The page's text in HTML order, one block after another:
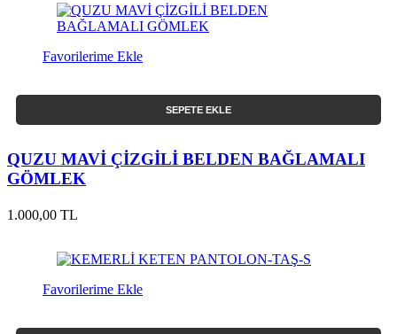
Favorilerime Ekle
SEPETE EKLE
QUZU MAVİ ÇİZGİLİ BELDEN BAĞLAMALI
GÖMLEK
1.000,00 TL
Favorilerime Ekle